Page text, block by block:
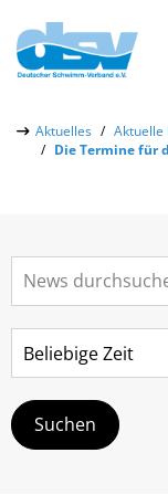
Aktuelles
Aktuelle
Die Termine für
Über uns
Social-Media-Wall
Leistungs- &
Schwimmen lernen
Sportentwicklung
Service
Quicklinks
Vereinsfinder
Lizenzwesen
Zentrale
Recht auf sicheren